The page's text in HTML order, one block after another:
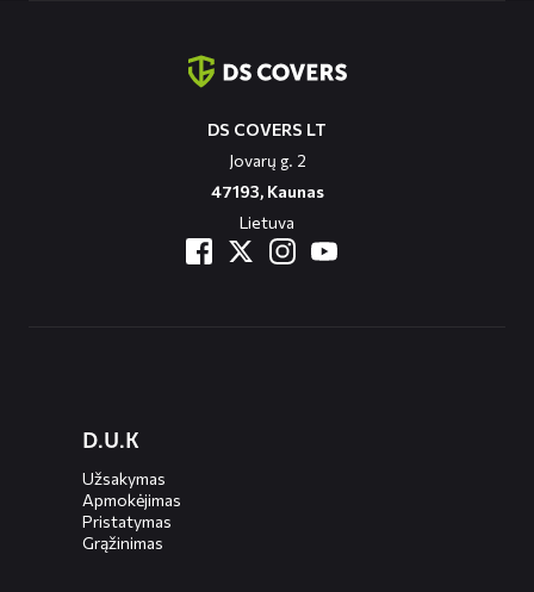
DS COVERS LT
Jovarų g. 2
47193, Kaunas
Lietuva
menusD.U.K
Užsakymas
Apmokėjimas
Pristatymas
Grąžinimas